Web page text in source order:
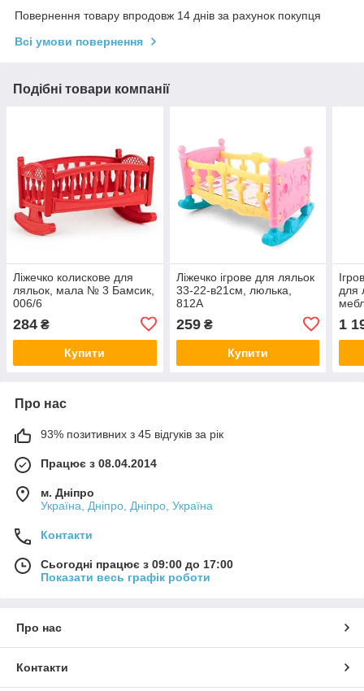
Повернення товару впродовж 14 днів за рахунок покупця
Всі умови повернення
Подібні товари компанії
Ліжечко колискове для
ляльок, мала № 3 Бамсик,
006/6
284 ₴
Купити
Ліжечко ігрове для ляльок
33-22-в21см, люлька,
812A
259₴
Купити
для
1
Про нас
93% позитивних з 45 відгуків за рік
Працює з 08.04.2014
м. Дніпро
Україна, Дніпро, Дніпро, Україна
Контакти
Сьогодні працює з 09:00 до 17:00
Показати весь графік роботи
Про нас
Контакти